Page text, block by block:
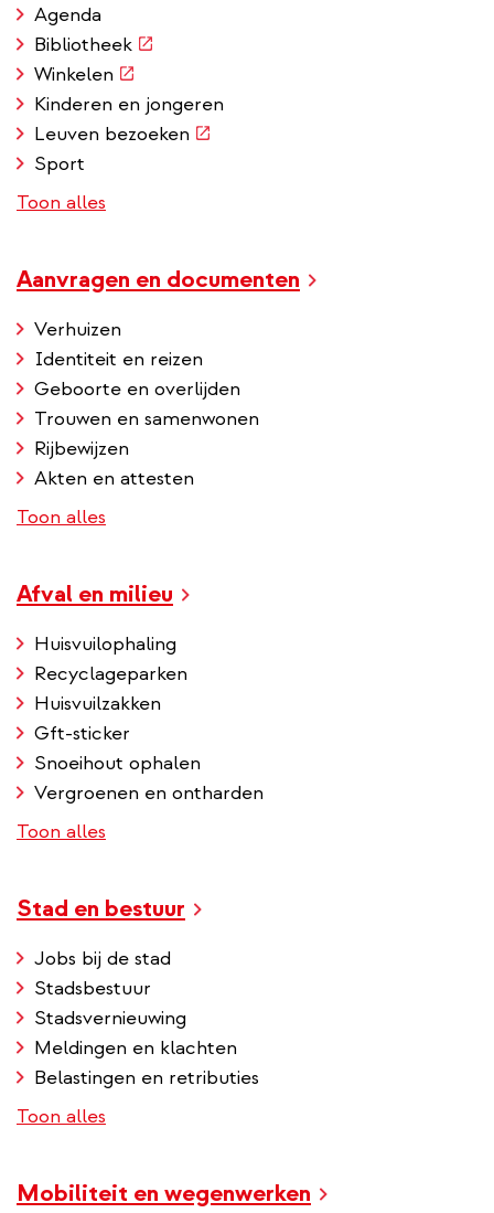
Agenda
Bibliotheek(externe
link)
Winkelen (externe
link)
Kinderen en jongeren
Leuven bezoeken (externe
Sport
Toon alles
Aanvragen en documenten
Verhuizen
Identiteit en reizen
Geboorte en overlijden
Trouwen en samenwonen
Rijbewijzen
Akten en attesten
Toon alles
Afval en milieu
Huisvuilophaling
Recyclageparken
Huisvuilzakken
Gft-sticker
Snoeihout ophalen
Vergroenen en ontharden
Toon alles
Stad en bestuur
Jobs bij de stad
Stadsbestuur
Stadsvernieuwing
Meldingen en klachten
Belastingen en retributies
Toon alles
Mobiliteit en wegenwerken